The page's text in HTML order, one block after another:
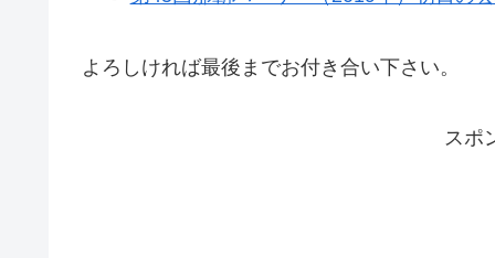
よろしければ最後までお付き合い下さい。
スポ